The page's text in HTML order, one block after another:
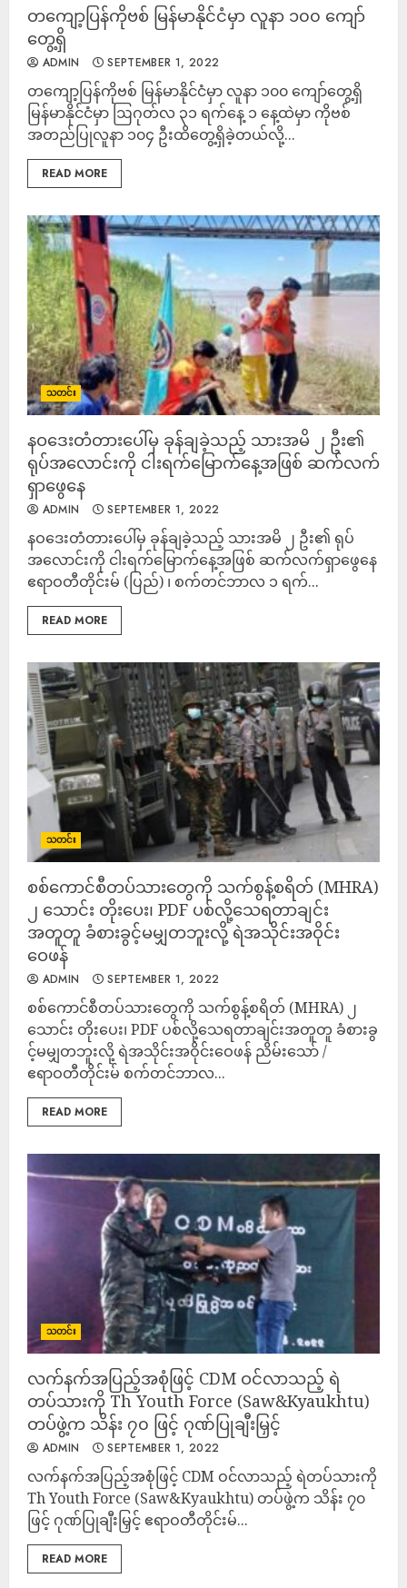
တကျော့ပြန်ကိုဗစ် မြန်မာနိုင်ငံမှာ လူနာ ၁၀၀ ကျော်
တွေ့ရှိ
ADMIN SEPTEMBER 1, 2022
တကျော့ပြန်ကိုဗစ် မြန်မာနိုင်ငံမှာ လူနာ ၁၀၀ ကျော်တွေ့ရှိ
မြန်မာနိုင်ငံမှာ ဩဂုတ်လ ၃၁ ရက်နေ့ ၁ နေ့ထဲမှာ ကိုဗစ်
အတည်ပြုလူနာ ၁၀၄ ဦးထိတွေ့ရှိခဲ့တယ်လို့...
READ MORE
သတင်း
နဝဒေးတံတားပေါ်မှ ခုန်ချခဲ့သည့် သားအမိ ၂ ဦး၏
ရုပ်အလောင်းကို ငါးရက်မြောက်နေ့အဖြစ် ဆက်လက်
ရှာဖွေနေ
ADMIN SEPTEMBER 1, 2022
နဝဒေးတံတားပေါ်မှ ခုန်ချခဲ့သည့် သားအမိ ၂ ဦး၏ ရုပ်
အလောင်းကို ငါးရက်မြောက်နေ့အဖြစ် ဆက်လက်ရှာဖွေနေ
ဧရာဝတီတိုင်းမ် (ပြည်) ၊ စက်တင်ဘာလ ၁ ရက်...
READ MORE
သတင်း
စစ်ကောင်စီတပ်သားတွေကို သက်စွန့်စရိတ် (MHRA)
၂ သောင်း တိုးပေး၊ PDF ပစ်လို့သေရတာချင်း
အတူတူ ခံစားခွင့်မမျှတဘူးလို့ ရဲအသိုင်းအဝိုင်း
ဝေဖန်
ADMIN SEPTEMBER 1, 2022
စစ်ကောင်စီတပ်သားတွေကို သက်စွန့်စရိတ် (MHRA) ၂
သောင်း တိုးပေး၊ PDF ပစ်လို့သေရတာချင်းအတူတူ ခံစားခွ
င့်မမျှတဘူးလို့ ရဲအသိုင်းအဝိုင်းဝေဖန် ညိမ်းသော် /
ဧရာဝတီတိုင်းမ် စက်တင်ဘာလ...
READ MORE
သတင်း
လက်နက်အပြည့်အစုံဖြင့် CDM ဝင်လာသည့် ရဲ
တပ်သားကို Th Youth Force (Saw&Kyaukhtu)
တပ်ဖွဲ့က သိန်း ၇၀ ဖြင့် ဂုဏ်ပြုချီးမြှင့်
ADMIN SEPTEMBER 1, 2022
လက်နက်အပြည့်အစုံဖြင့် CDM ဝင်လာသည့် ရဲတပ်သားကို
Th Youth Force (Saw&Kyaukhtu) တပ်ဖွဲ့က သိန်း ၇၀
ဖြင့် ဂုဏ်ပြုချီးမြှင့် ဧရာဝတီတိုင်းမ်...
READ MORE